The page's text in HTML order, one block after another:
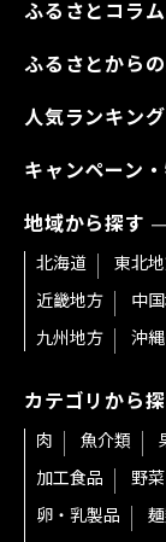
ふるさとコラ
ふるさとから
人気ランキング
キャンペーン
地域から探す
北海道 東北
近畿地方
中
九州地方
沖縄
カテゴリから
肉 魚介類
加工食品
野菜
卵・乳製品